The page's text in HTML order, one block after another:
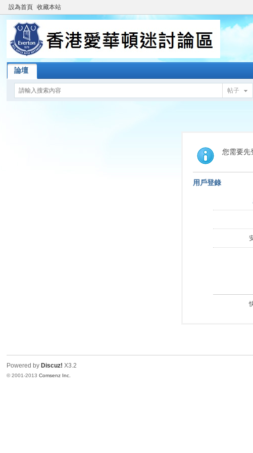
設為首頁 收藏本站
論壇
帖子
您需要先
用戶登錄
Powered by Discuz! X3.2
© 2001-2013Comsenz Inc.